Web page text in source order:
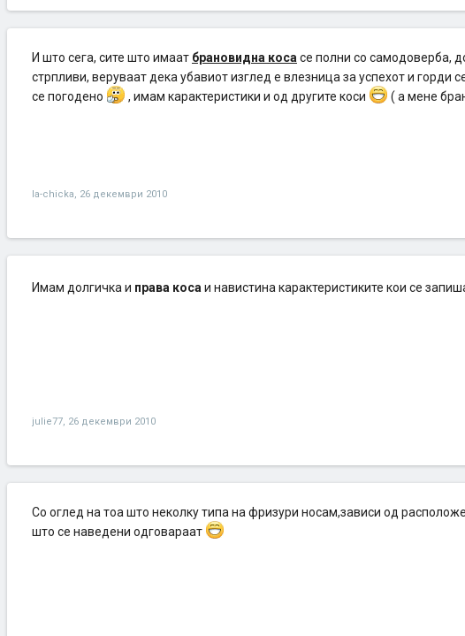
И што сега, сите што имаат брановидна коса се полни со самодоверба,
стрпливи, веруваат дека убавиот изглед е влезница за успехот и горди
се погодено
, имам карактеристики и од другите коси ( а мене
la-chicka, 26 декември 2010
Имам долгичка и права коса и навистина карактеристиките кои се
julie77, 26 декември 2010
Со оглед на тоа што неколку типа на фризури носам,зависи од
што се наведени одговараат